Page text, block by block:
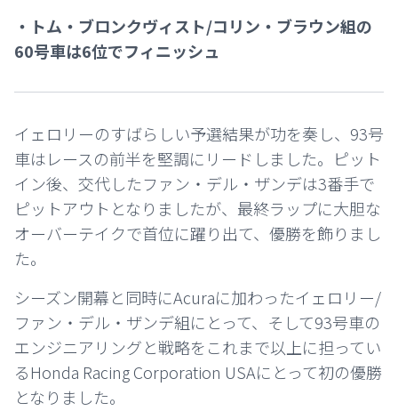
・トム・ブロンクヴィスト/コリン・ブラウン組の
60号車は6位でフィニッシュ
イェロリーのすばらしい予選結果が功を奏し、93号
車はレースの前半を堅調にリードしました。ピット
イン後、交代したファン・デル・ザンデは3番手で
ピットアウトとなりましたが、最終ラップに大胆な
オーバーテイクで首位に躍り出て、優勝を飾りまし
た。
シーズン開幕と同時にAcuraに加わったイェロリー/
ファン・デル・ザンデ組にとって、そして93号車の
エンジニアリングと戦略をこれまで以上に担ってい
るHonda Racing Corporation USAにとって初の優勝
となりました。